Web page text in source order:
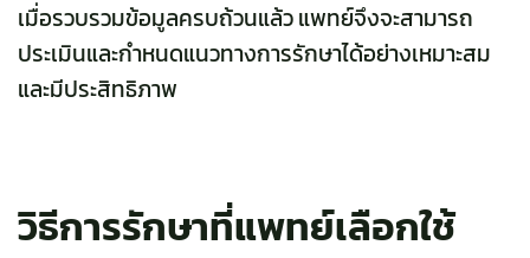
เมื่อรวบรวมข้อมูลครบถ้วนแล้ว แพทย์จึงจะสามารถ
ประเมินและกำหนดแนวทางการรักษาได้อย่างเหมาะสม
และมีประสิทธิภาพ
วิธีการรักษาที่แพทย์เลือกใช้